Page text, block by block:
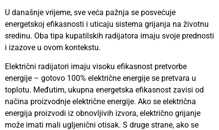
U današnje vrijeme, sve veća pažnja se posvećuje
energetskoj efikasnosti i uticaju sistema grijanja na životnu
sredinu. Oba tipa kupatilskih radijatora imaju svoje prednosti
i izazove u ovom kontekstu.
Električni radijatori imaju visoku efikasnost pretvorbe
energije – gotovo 100% električne energije se pretvara u
toplotu. Međutim, ukupna energetska efikasnost zavisi od
načina proizvodnje električne energije. Ako se električna
energija proizvodi iz obnovljivih izvora, električno grijanje
može imati mali ugljenični otisak. S druge strane, ako se